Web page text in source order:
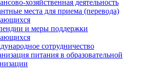
хозяйственная деятельность
места для приема (перевода)
и меры поддержки
сотрудничество
питания в образовательной